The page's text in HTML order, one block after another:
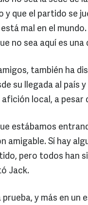
que el partido se
mal en el
no sea aquí es
también ha
su llegada al país
local, a pesar
estábamos
amigable. Sí hay
pero todos han
Jack.
prueba, y más en